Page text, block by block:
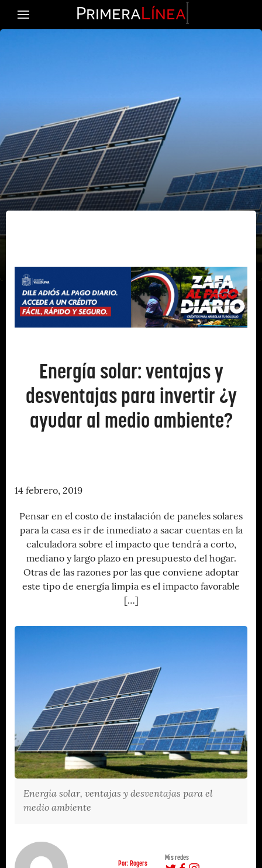
PrimeraLínea
Energía solar: ventajas y
desventajas para invertir ¿y
ayudar al medio ambiente?
14 febrero, 2019
Pensar en el costo de instalación de paneles solares
para la casa es ir de inmediato a sacar cuentas en la
calculadora sobre el impacto que tendrá a corto,
mediano y largo plazo en presupuesto del hogar.
Otras de las razones por las que conviene adoptar
este tipo de energía limpia es el impacto favorable
[…]
Energía solar, ventajas y desventajas para el
medio ambiente
Por: Rogers
Mis redes